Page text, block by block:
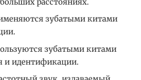
зубатыми китами
зубатыми китами
и идентификации.